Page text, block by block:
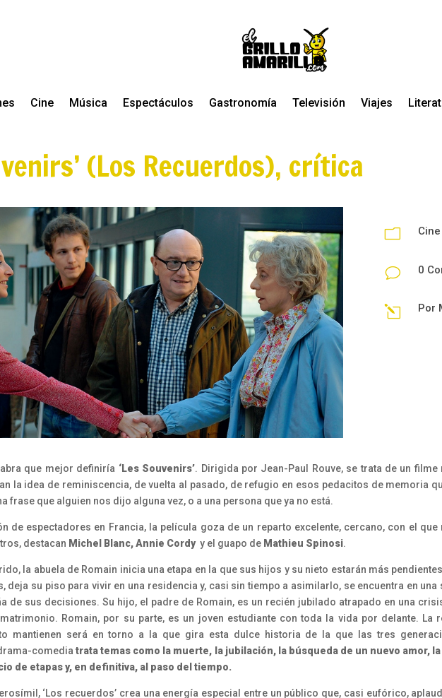
Cine Música Espectáculos Gastronomía Televisión Viajes
(Los Recuerdos), crítica
m Cine
v 0
l Por
que mejor definiría ‘Les Souvenirs’. Dirigida por Jean-Paul Rouve, se trata de un
la idea de reminiscencia, de vuelta al pasado, de refugio en esos pedacitos de memoria
frase que alguien nos dijo alguna vez, o a una persona que ya no está.
de espectadores en Francia, la película goza de un reparto excelente, cercano, con el que
destacan Michel Blanc, Annie Cordy y el guapo de Mathieu Spinosi.
la abuela de Romain inicia una etapa en la que sus hijos y su nieto estarán más
deja su piso para vivir en una residencia y, casi sin tiempo a asimilarlo, se encuentra en una
de sus decisiones. Su hijo, el padre de Romain, es un recién jubilado atrapado en una
Romain, por su parte, es un joven estudiante con toda la vida por delante. La
mantienen será en torno a la que gira esta dulce historia de la que las tres
comediatrata temas como la muerte, la jubilación, la búsqueda de un nuevo amor,
de etapas y, en definitiva, al paso del tiempo.
‘Los recuerdos’ crea una energía especial entre un público que, casi eufórico,